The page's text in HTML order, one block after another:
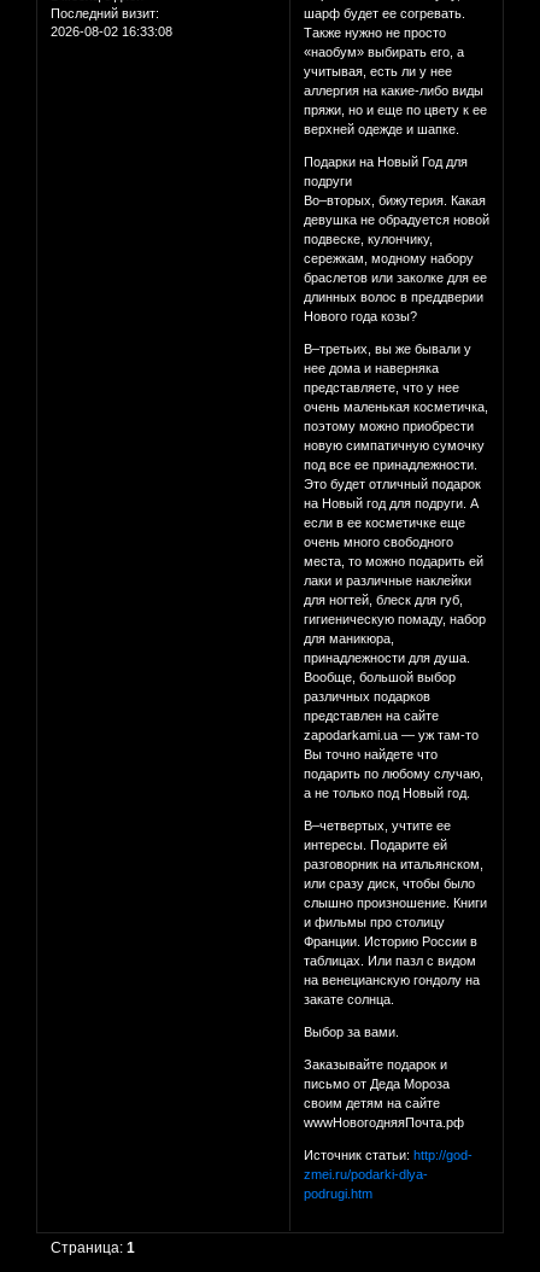
Последний визит:
2026-08-02 16:33:08
шарф будет ее согревать.
Также нужно не просто
«наобум» выбирать его, а
учитывая, есть ли у нее
аллергия на какие-либо виды
пряжи, но и еще по цвету к ее
верхней одежде и шапке.
Подарки на Новый Год для
подруги
Во–вторых, бижутерия. Какая
девушка не обрадуется новой
подвеске, кулончику,
сережкам, модному набору
браслетов или заколке для ее
длинных волос в преддверии
Нового года козы?
В–третьих, вы же бывали у
нее дома и наверняка
представляете, что у нее
очень маленькая косметичка,
поэтому можно приобрести
новую симпатичную сумочку
под все ее принадлежности.
Это будет отличный подарок
на Новый год для подруги. А
если в ее косметичке еще
очень много свободного
места, то можно подарить ей
лаки и различные наклейки
для ногтей, блеск для губ,
гигиеническую помаду, набор
для маникюра,
принадлежности для душа.
Вообще, большой выбор
различных подарков
представлен на сайте
zapodarkami.ua — уж там-то
Вы точно найдете что
подарить по любому случаю,
а не только под Новый год.
В–четвертых, учтите ее
интересы. Подарите ей
разговорник на итальянском,
или сразу диск, чтобы было
слышно произношение. Книги
и фильмы про столицу
Франции. Историю России в
таблицах. Или пазл с видом
на венецианскую гондолу на
закате солнца.
Выбор за вами.
Заказывайте подарок и
письмо от Деда Мороза
своим детям на сайте
wwwНовогодняяПочта.рф
Источник статьи:http://god-
zmei.ru/podarki-dlya-
podrugi.htm
Страница:1